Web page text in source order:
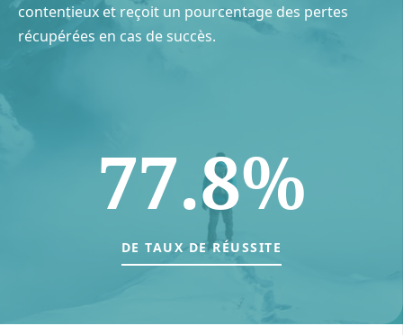
contentieux et reçoit un pourcentage des pertes
récupérées en cas de succès.
77.8%
DE TAUX DE RÉUSSITE